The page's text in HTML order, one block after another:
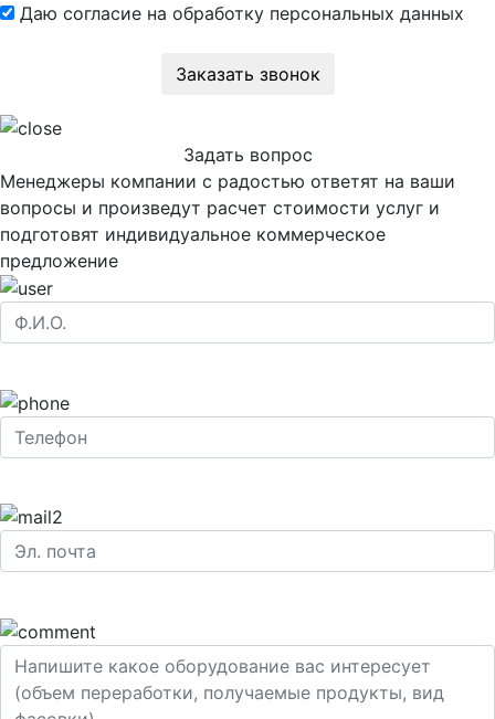
Даю согласие на обработку персональных данных
Задать вопрос
Менеджеры компании с радостью ответят на ваши
вопросы и произведут расчет стоимости услуг и
подготовят индивидуальное коммерческое
предложение